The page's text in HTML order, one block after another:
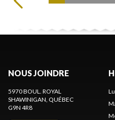
NOUS JOINDRE
5970 BOUL. ROYAL
SHAWINIGAN , QUÉBEC
G9N 4R8